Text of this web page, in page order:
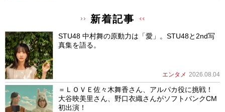
新着記事
STU48 中村舞の原動力は「愛」。STU48と2nd写
真集を語る。
エンタメ 2026.08.04
＝ＬＯＶＥ佐々木舞香さん、アルパカ役に挑戦！
大谷映美里さん、野口衣織さんがソフトバンクCM
初出演！